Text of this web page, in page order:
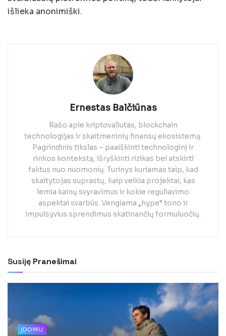
išlieka anonimiški.
Ernestas Balčiūnas
Rašo apie kriptovaliutas, blockchain
technologijas ir skaitmeninių finansų ekosistemą.
Pagrindinis tikslas – paaiškinti technologinį ir
rinkos kontekstą, išryškinti rizikas bei atskirti
faktus nuo nuomonių. Turinys kuriamas taip, kad
skaitytojas suprastų, kaip veikia projektai, kas
lemia kainų svyravimus ir kokie reguliavimo
aspektai svarbūs. Vengiama „hype“ tono ir
impulsyvius sprendimus skatinančių formuluočių.
Susiję Pranešimai
ĮDOMU